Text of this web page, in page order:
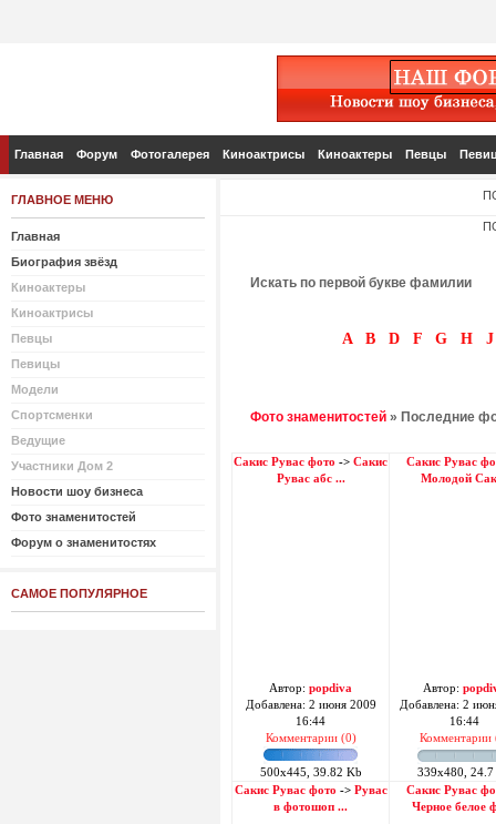
Главная Форум Фотогалерея Киноактрисы Киноактеры Певцы
ГЛАВНОЕ МЕНЮ
Главная
Биография звёзд
Киноактеры
Киноактрисы
Певцы
Певицы
Модели
Спортсменки
Ведущие
Участники Дом 2
Новости шоу бизнеса
Фото знаменитостей
Форум о знаменитостях
САМОЕ ПОПУЛЯРНОЕ
Искать по первой букве фамилии
A B D F G H J
Фото знаменитостей » Последние
Сакис Рувас фото -> Сакис
Рувас абс ...
Автор: popdiva
Добавлена: 2 июня 2009
16:44
Комментарии (0)
500x445, 39.82 Kb
Сакис Рувас
Молодой
Автор:
Добавлена: 2
16:44
Комментарии
339x480, 24.7
Сакис Рувас фото -> Рувас
в фотошоп ...
Сакис Рувас
Черное белое